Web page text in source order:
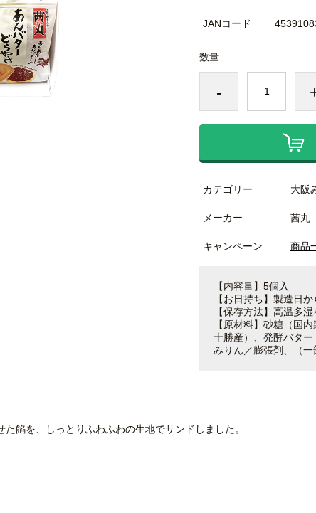
JANコード
数量
-
カテゴリー 大阪
メーカー 茜丸
キャンペーン 商品
【内容量】5個入
【お日持ち】製造日か
【保存方法】高温多
【原材料】砂糖（国
十勝産）、発酵バタ
みりん／膨張剤、（一
餡を、しっとりふわふわの生地でサンドしました。